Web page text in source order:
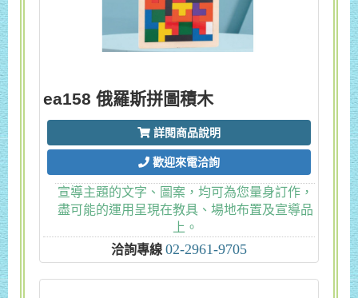
ea158 俄羅斯拼圖積木
詳閱商品說明
歡迎來電洽詢
宣導主題的文字、圖案，均可為您量身訂作，
盡可能的運用呈現在教具、場地布置及宣導品
上。
洽詢專線 02-2961-9705